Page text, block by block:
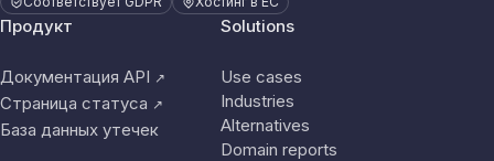
Продукт
Документация API ↗
Страница статуса ↗
База данных утечек
Solutions
Use cases
Industries
Alternatives
Domain reports